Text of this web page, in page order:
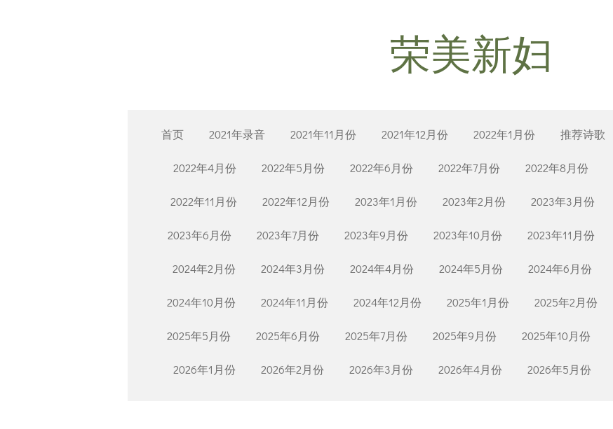
荣美新妇
首页 2021年录音 2021年11月份 2021年12月份 2022年1月份 推荐诗歌
2022年4月份 2022年5月份 2022年6月份 2022年7月份 2022年8月份
2022年11月份 2022年12月份 2023年1月份 2023年2月份 2023年3月份
2023年6月份 2023年7月份 2023年9月份 2023年10月份 2023年11月份
2024年2月份 2024年3月份 2024年4月份 2024年5月份 2024年6月份
2024年10月份 2024年11月份 2024年12月份 2025年1月份 2025年2月份
2025年5月份 2025年6月份 2025年7月份 2025年9月份 2025年10月份
2026年1月份 2026年2月份 2026年3月份 2026年4月份 2026年5月份